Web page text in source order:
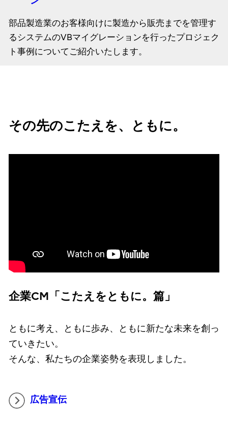
部品製造業のお客様向けに製造から販売までを管理す
るシステムのVBマイグレーションを行ったプロジェク
ト事例についてご紹介いたします。
その先のこたえを、ともに。
企業CM「こたえをともに。篇」
ともに考え、ともに歩み、ともに新たな未来を創っ
ていきたい。
そんな、私たちの企業姿勢を表現しました。
広告宣伝